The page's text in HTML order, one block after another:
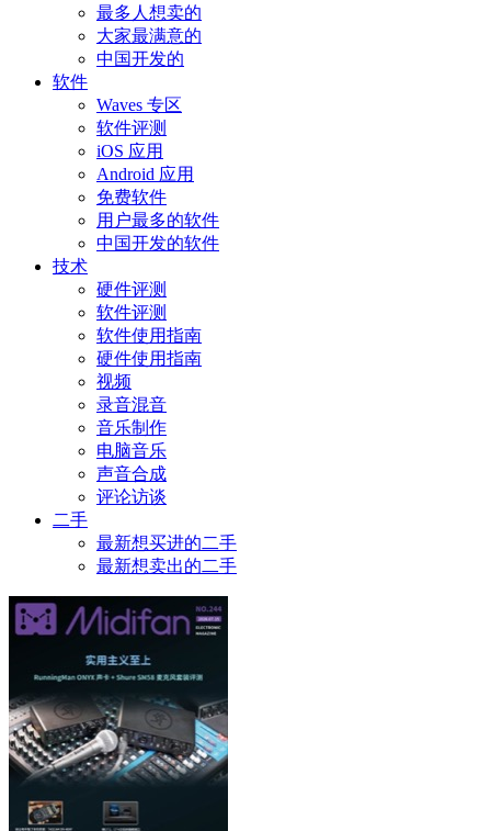
最多人想卖的
大家最满意的
中国开发的
软件
Waves 专区
软件评测
iOS 应用
Android 应用
免费软件
用户最多的软件
中国开发的软件
技术
硬件评测
软件评测
软件使用指南
硬件使用指南
视频
录音混音
音乐制作
电脑音乐
声音合成
评论访谈
二手
最新想买进的二手
最新想卖出的二手